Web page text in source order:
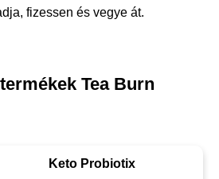
fizessen és vegye át.
Tea Burn
Keto Probiotix